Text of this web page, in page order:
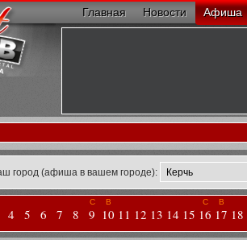
Главная Новости Афиша
город (афиша в вашем городе):
4 5 6 7 8
С
9
В
10 11 12 13 14 15
С
16
В
17 18